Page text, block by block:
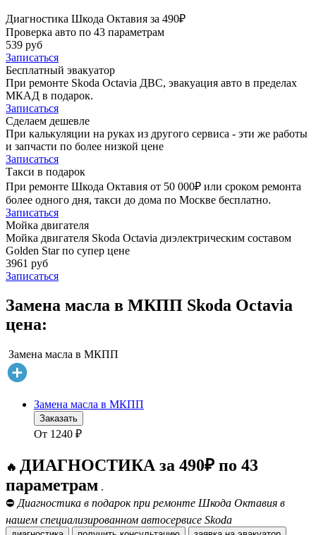
Диагностика Шкода Октавия за 490₽
Проверка авто по 43 параметрам
539 руб
Записаться
Бесплатный эвакуатор
При ремонте Skoda Octavia ДВС, эвакуация авто в пределах
МКАД в подарок.
Записаться
Сделаем дешевле
При калькуляции на руках из другого сервиса - эти же работы
и запчасти по более низкой цене
Записаться
Такси в подарок
При ремонте Шкода Октавия от 50 000₽ или сроком ремонта
более одного дня, такси до дома по Москве бесплатно.
Записаться
Мойка двигателя
Мойка двигателя Skoda Octavia диэлектрическим составом
Golden Star по супер цене
3961 руб
Записаться
Замена масла в МКПП Skoda Octavia
цена:
Замена масла в МКПП
Замена масла в МКПП
Заказать
От 1240 ₽
🔥 ДИАГНОСТИКА за 490₽ по 43
параметрам .
⛔ Диагностика в подарок при ремонте Шкода Октавия в
нашем специализированном автосервисе Skoda